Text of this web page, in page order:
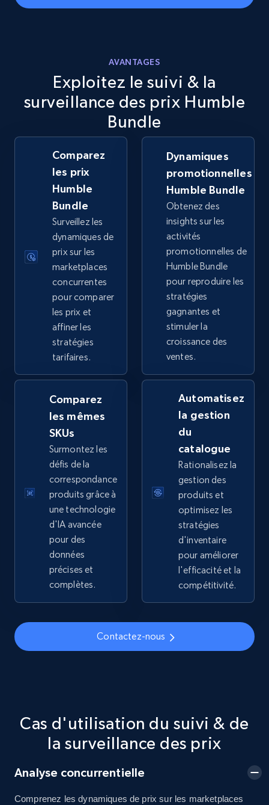
5.6K+ 875+ Commencer
using sku numbers
URL, Final price, Sku, Currency, Gtin,
Specifications, Image urls, Top reviews, and
more.
5.6K+ 875+ Commencer
TikTok Shop
URL, Title, Available, Description, Currency, Initial
price, Final price, Discount percent, and more.
TikTok Shop - category
URL, Title, Available, Description, Currency, Initial
price, Final price, Discount percent, and more.
TikTok Shop - Collect TikTok shop products
by keywords search
URL, Title, Available, Description, Currency, Initial
price, Final price, Discount percent, and more.
5.4K+ 668+ Commencer
Amazon sellers info
AVANTAGES
Exploitez le suivi & la
surveillance des prix Humble
Bundle
Comparez
les prix
Humble
Bundle
Surveillez les
dynamiques de
prix sur les
marketplaces
concurrentes
pour comparer
les prix et
affiner les
stratégies
tarifaires.
Dynamiques
promotionnelles
Humble Bundle
Obtenez des
insights sur les
activités
promotionnelles de
Humble Bundle
pour reproduire les
stratégies
gagnantes et
stimuler la
croissance des
ventes.
Comparez
les mêmes
SKUs
Surmontez les
défis de la
correspondance
produits grâce à
une technologie
d'IA avancée
pour des
données
précises et
complètes.
Automatisez
la gestion
du
catalogue
Rationalisez la
gestion des
produits et
optimisez les
stratégies
d'inventaire
pour améliorer
l'efficacité et la
compétitivité.
Contactez-nous
Cas d'utilisation du suivi & de
la surveillance des prix
Analyse concurrentielle
Comprenez les dynamiques de prix sur les marketplaces